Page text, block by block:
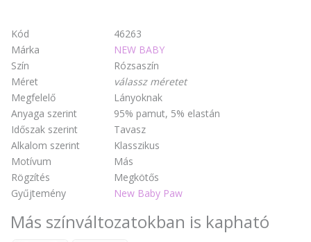
Kód
46263
Márka
NEW BABY
Szín
Rózsaszín
Méret
válassz méretet
Megfelelő
Lányoknak
Anyaga szerint
95% pamut, 5% elastán
Időszak szerint
Tavasz
Alkalom szerint
Klasszikus
Motívum
Más
Rögzítés
Megkötős
Gyűjtemény
New Baby Paw
Más színváltozatokban is kapható